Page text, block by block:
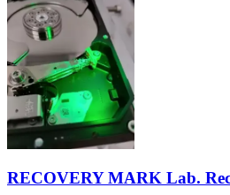
RECOVERY MARK Lab.